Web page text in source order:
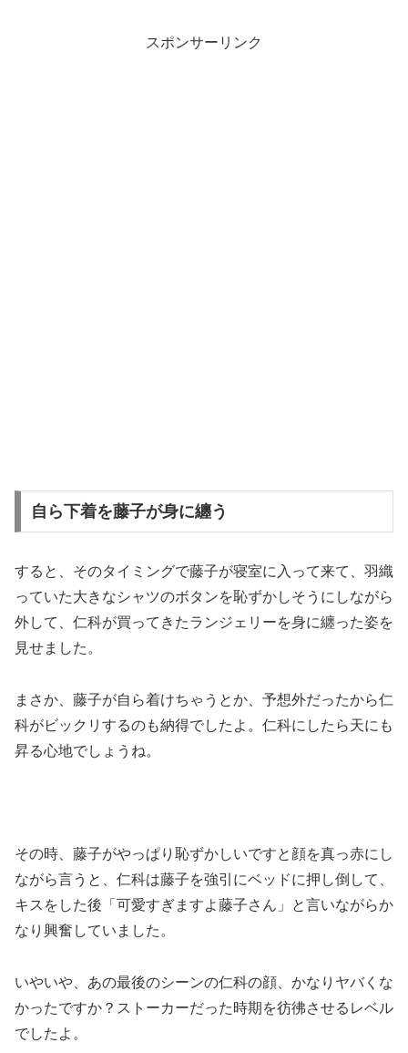
スポンサーリンク
自ら下着を藤子が身に纏う
すると、そのタイミングで藤子が寝室に入って来て、羽織
っていた大きなシャツのボタンを恥ずかしそうにしながら
外して、仁科が買ってきたランジェリーを身に纏った姿を
見せました。
まさか、藤子が自ら着けちゃうとか、予想外だったから仁
科がビックリするのも納得でしたよ。仁科にしたら天にも
昇る心地でしょうね。
その時、藤子がやっぱり恥ずかしいですと顔を真っ赤にし
ながら言うと、仁科は藤子を強引にベッドに押し倒して、
キスをした後「可愛すぎますよ藤子さん」と言いながらか
なり興奮していました。
いやいや、あの最後のシーンの仁科の顔、かなりヤバくな
かったですか？ストーカーだった時期を彷彿させるレベル
でしたよ。